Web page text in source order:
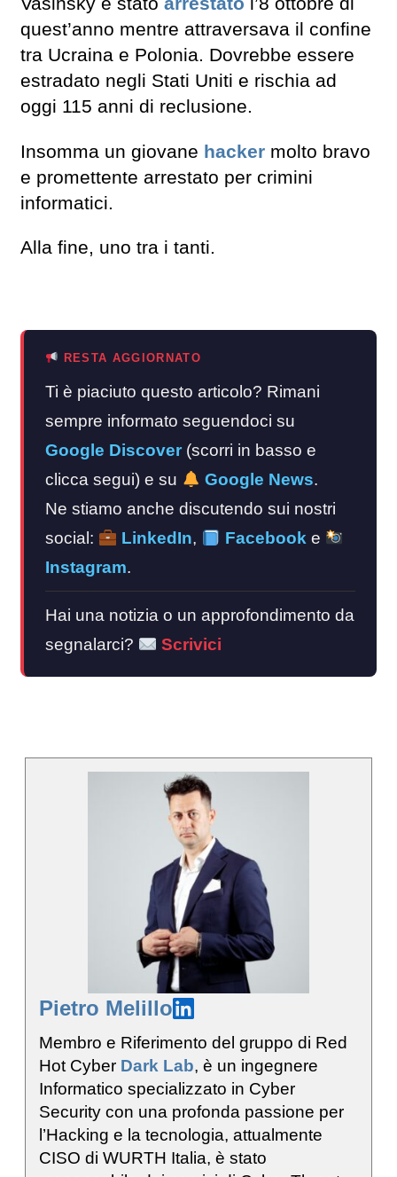
quest’anno mentre attraversava il confine
tra Ucraina e Polonia. Dovrebbe essere
estradato negli Stati Uniti e rischia ad
oggi 115 anni di reclusione.
Insomma un giovane hacker molto bravo
e promettente arrestato per crimini
informatici.
Alla fine, uno tra i tanti.
RESTA AGGIORNATO
Ti è piaciuto questo articolo? Rimani
sempre informato seguendoci su
Google Discover (scorri in basso e
clicca segui) e su
Google News.
Ne stiamo anche discutendo sui nostri
social:
LinkedIn, Facebooke
Instagram.
Hai una notizia o un approfondimento da
segnalarci?
Scrivici
Pietro Melillo
Membro e Riferimento del gruppo di Red
Hot Cyber Dark Lab, è un ingegnere
Informatico specializzato in Cyber
Security con una profonda passione per
l’Hacking e la tecnologia, attualmente
CISO di WURTH Italia, è stato